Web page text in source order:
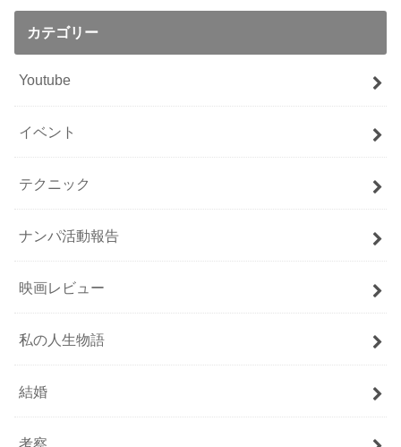
カテゴリー
Youtube
イベント
テクニック
ナンパ活動報告
映画レビュー
私の人生物語
結婚
考察